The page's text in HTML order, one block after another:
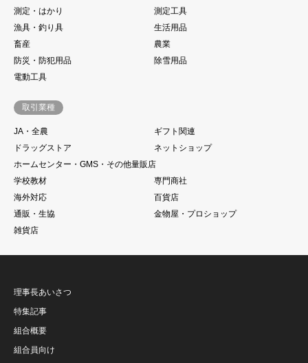
測定・はかり
測定工具
漁具・釣り具
生活用品
畜産
農業
防災・防犯用品
除雪用品
電動工具
取引業種
JA・全農
ギフト関連
ドラッグストア
ネットショップ
ホームセンター・GMS・その他量販店
学校教材
専門商社
海外対応
百貨店
通販・生協
金物屋・プロショップ
雑貨店
理事長あいさつ
特集記事
組合概要
組合員向け